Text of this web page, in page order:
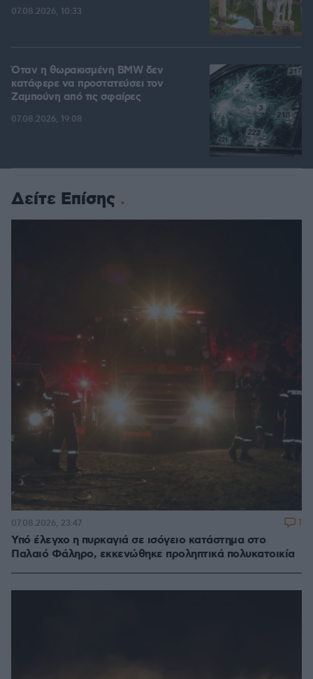
07.08.2026, 10:33
Όταν η θωρακισμένη BMW δεν
κατάφερε να προστατεύσει τον
Ζαμπούνη από τις σφαίρες
07.08.2026, 19:08
Δείτε Επίσης
Υπό έλεγχο η πυρκαγιά σε ισόγειο κατάστημα στο
Παλαιό Φάληρο, εκκενώθηκε προληπτικά πολυκατοικία
07.08.2026, 23:47 1